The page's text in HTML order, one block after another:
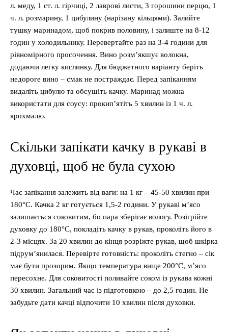
л. меду, 1 ст. л. гірчиці, 2 лаврові листи, 3 горошини перцю, 1
ч. л. розмарину, 1 цибулину (нарізану кільцями). Залийте
тушку маринадом, щоб покрив половину, і залиште на 8-12
годин у холодильнику. Перевертайте раз на 3-4 години для
рівномірного просочення. Вино розм’якшує волокна,
додаючи легку кислинку. Для бюджетного варіанту беріть
недороге вино – смак не постраждає. Перед запіканням
видаліть цибулю та обсушіть качку. Маринад можна
використати для соусу: прокип’ятіть 5 хвилин із 1 ч. л.
крохмалю.
Скільки запікати качку в рукаві в
духовці, щоб не була сухою
Час запікання залежить від ваги: на 1 кг – 45-50 хвилин при
180°C. Качка 2 кг готується 1,5-2 години. У рукаві м’ясо
залишається соковитим, бо пара зберігає вологу. Розігрійте
духовку до 180°C, покладіть качку в рукав, проколіть його в
2-3 місцях. За 20 хвилин до кінця розріжте рукав, щоб шкірка
підрум’янилася. Перевірте готовність: проколіть стегно – сік
має бути прозорим. Якщо температура вище 200°C, м’ясо
пересохне. Для соковитості поливайте соком із рукава кожні
30 хвилин. Загальний час із підготовкою – до 2,5 годин. Не
забудьте дати качці відпочити 10 хвилин після духовки.